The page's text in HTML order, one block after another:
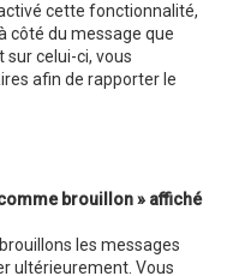
cette fonctionnalité,
côté du message que
sur celui-ci, vous
afin de rapporter le
brouillon » affiché
les messages
ultérieurement. Vous